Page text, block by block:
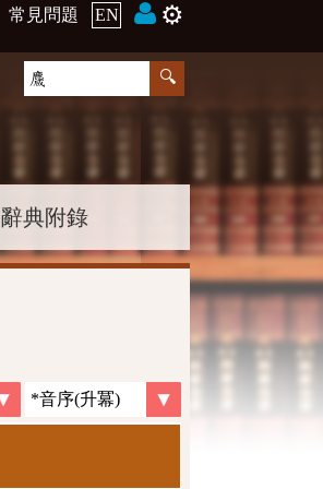
常見問題 EN ⚙️
辭典附錄